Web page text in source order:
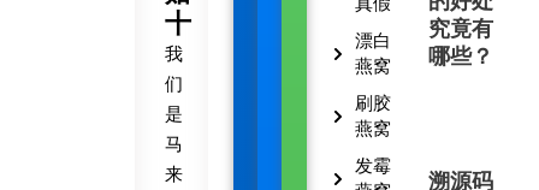
十
我
们
是
马
来
漂白
燕窝
刷胶
燕窝
发霉
究竟有
哪些？
溯源码